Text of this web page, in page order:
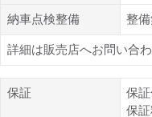
納車点検整備 整
詳細は販売店へお問い合わ
保証
保
保